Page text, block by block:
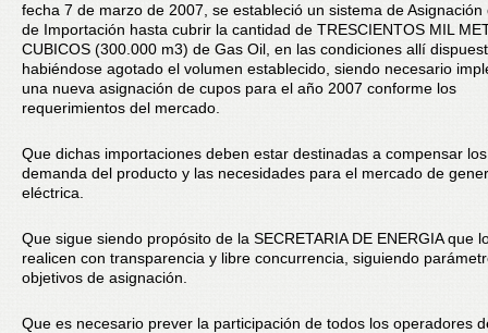
fecha 7 de marzo de 2007, se estableció un sistema de Asignación
de Importación hasta cubrir la cantidad de TRESCIENTOS MIL
CUBICOS (300.000 m3) de Gas Oil, en las condiciones allí
habiéndose agotado el volumen establecido, siendo necesario
una nueva asignación de cupos para el año 2007 conforme los
requerimientos del mercado.
Que dichas importaciones deben estar destinadas a compensar
demanda del producto y las necesidades para el mercado de
eléctrica.
Que sigue siendo propósito de la SECRETARIA DE ENERGIA que
realicen con transparencia y libre concurrencia, siguiendo
objetivos de asignación.
Que es necesario prever la participación de todos los operadores